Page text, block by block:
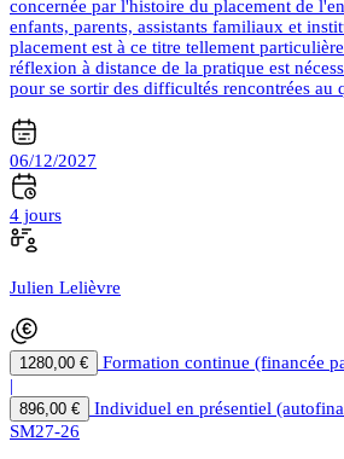
concernée par l'histoire du placement de
enfants, parents, assistants familiaux et
placement est à ce titre tellement
réflexion à distance de la pratique est
pour se sortir des difficultés rencontrées au
06/12/2027
4 jours
Julien Lelièvre
1280,00 €
Formation continue (financée
|
896,00 €
Individuel en présentiel
SM27-26